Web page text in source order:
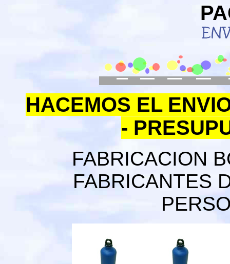
HACEMOS EL
-
FABRICACION
FABRICANTES